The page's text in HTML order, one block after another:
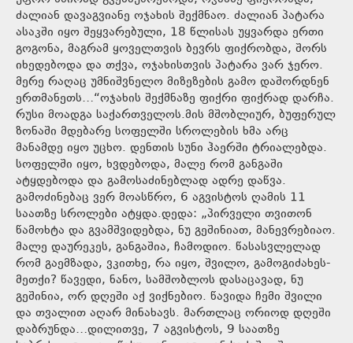
ძალიან დავაგვიანე ოჯახის შექმნაო. ძალიან პატარა
ასაკში იყო შეყვარებული, 18 წლისას უყვარდა ერთი
გოგონა, მაგრამ ყოველთვის ბევრს ფიქრობდა, შორს
იხედებოდა და თქვა, ოჯახისთვის პატარა ვარ ჯერო.
მერე რაღაც უმნიშვნელო მიზეზების გამო დაშორდნენ
ერთმანეთს…“ოჯახის შექმნაზე ფიქრი ფიქრად დარჩა.
რუსი მოადგა საქართველოს.მის მშობლიურ, ბუფერულ
ზონაში მდებარე სოფელში სროლების ხმა არც
მანამდე იყო უცხო. დენთის სუნი ჰაერში ტრიალებდა.
სოფელში იყო, ხვდებოდა, მალე რომ განგაში
ატყდებოდა და გამოსაძინებლად ადრე დაწვა.
გამოძინებაც ვერ მოასწრო, 6 აგვისტოს ღამის 11
საათზე სროლები ატყდა.დედა: „პირველი თვითონ
წამოხტა და გვამშვიდებდა, ნუ გეშინიათ, მანევრებიაო.
მალე დაურეკეს, განგაშია, ჩამოდიო. წასასვლელად
რომ გაემზადა, ვკითხე, რა იყო, შვილო, გამოგიძახეს-
მეთქი? წავედი, ნანო, სამშობლოს დასაცავად, ნუ
გეშინია, ორ დღეში აქ ვიქნებიო. წავიდა ჩემი შვილი
და თვალით აღარ მინახავს. მართლაც ორიოდ დღეში
დაბრუნდა…დილითვე, 7 აგვისტოს, 9 საათზე